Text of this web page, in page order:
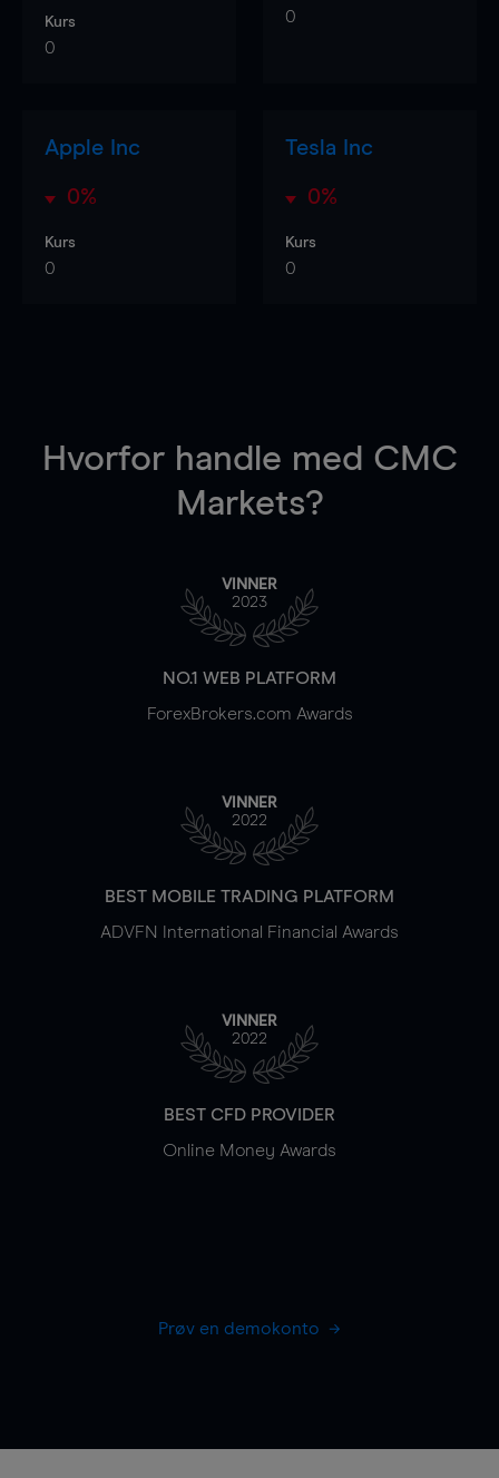
Kurs
0
0
Apple Inc
0%
Kurs
0
Tesla Inc
0%
Kurs
0
Hvorfor handle med CMC
Markets?
VINNER
2023
NO.1 WEB PLATFORM
ForexBrokers.com Awards
VINNER
2022
BEST MOBILE TRADING PLATFORM
ADVFN International Financial Awards
VINNER
2022
BEST CFD PROVIDER
Online Money Awards
Prøv en demokonto